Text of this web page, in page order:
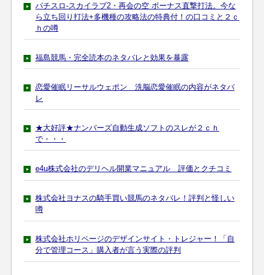
パチスロ-スカイラブ2・再会の空 ボーナス直撃打法。今な
ら立ち回り打法+多機種の攻略法の特典付！の口コミと２ｃ
ｈの噂
福島競馬・完全読本のネタバレと効果を暴露
恋愛催眠リーサルウェポン 洗脳恋愛催眠の内容がネタバ
レ
★大好評★ナンバーズ自動生成ソフトのスレが２ｃｈ
で・・・
e4u株式会社のデリヘル開業マニュアル 評価とクチコミ
株式会社ヨナスの騎手買い競馬のネタバレ！評判と怪しい
噂
株式会社ホリページのデザインサイト・トレジャー！「自
分で管理コース」購入者が言う実際の評判